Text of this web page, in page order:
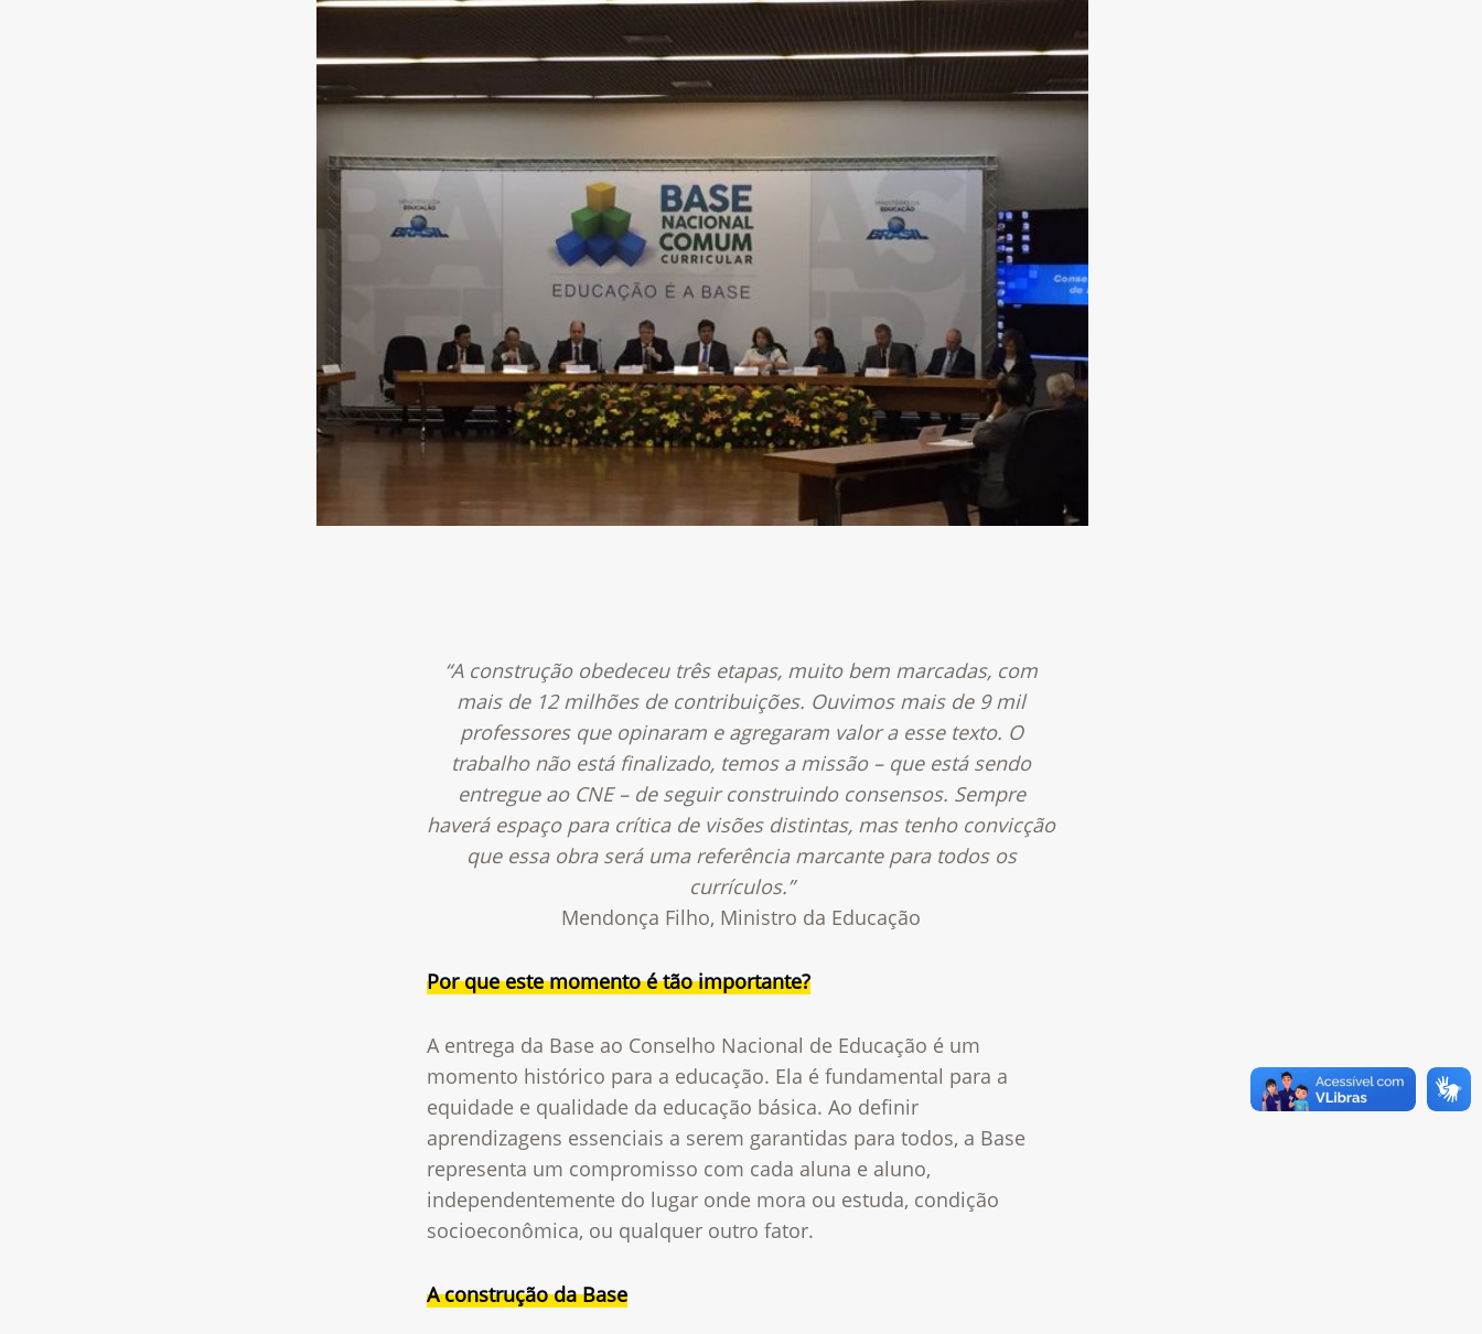
“A construção obedeceu três etapas, muito bem marcadas, com
mais de 12 milhões de contribuições. Ouvimos mais de 9 mil
professores que opinaram e agregaram valor a esse texto. O
trabalho não está finalizado, temos a missão – que está sendo
entregue ao CNE – de seguir construindo consensos. Sempre
haverá espaço para crítica de visões distintas, mas tenho convicção
que essa obra será uma referência marcante para todos os
currículos.”
Mendonça Filho, Ministro da Educação
Por que este momento é tão importante?
A entrega da Base ao Conselho Nacional de Educação é um
momento histórico para a educação. Ela é fundamental para a
equidade e qualidade da educação básica. Ao definir
aprendizagens essenciais a serem garantidas para todos, a Base
representa um compromisso com cada aluna e aluno,
independentemente do lugar onde mora ou estuda, condição
socioeconômica, ou qualquer outro fator.
A construção da Base